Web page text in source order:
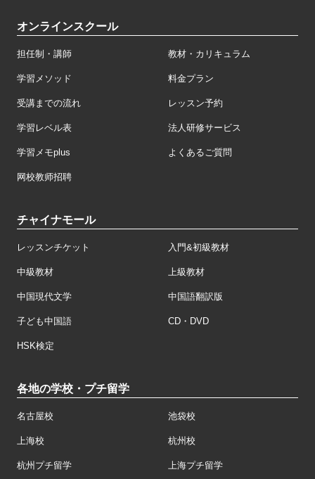
オンラインスクール
担任制・講師 教材・カリキュラム
学習メソッド 料金プラン
受講までの流れ レッスン予約
学習レベル表 法人研修サービス
学習メモplus よくあるご質問
网校教师招聘
チャイナモール
レッスンチケット 入門&初級教材
中級教材 上級教材
中国現代文学 中国語翻訳版
子ども中国語 CD・DVD
HSK検定
各地の学校・プチ留学
名古屋校 池袋校
上海校 杭州校
杭州プチ留学 上海プチ留学